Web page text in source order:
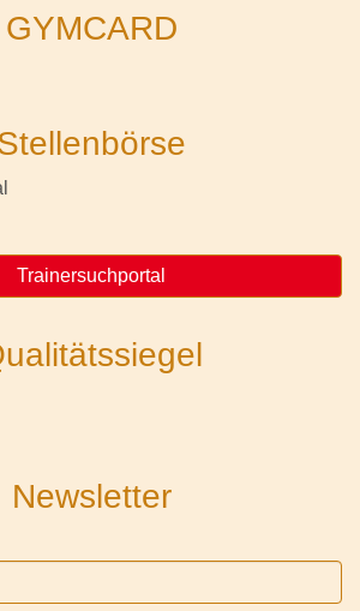
GYMCARD
Trainersuchportal
Newsletter